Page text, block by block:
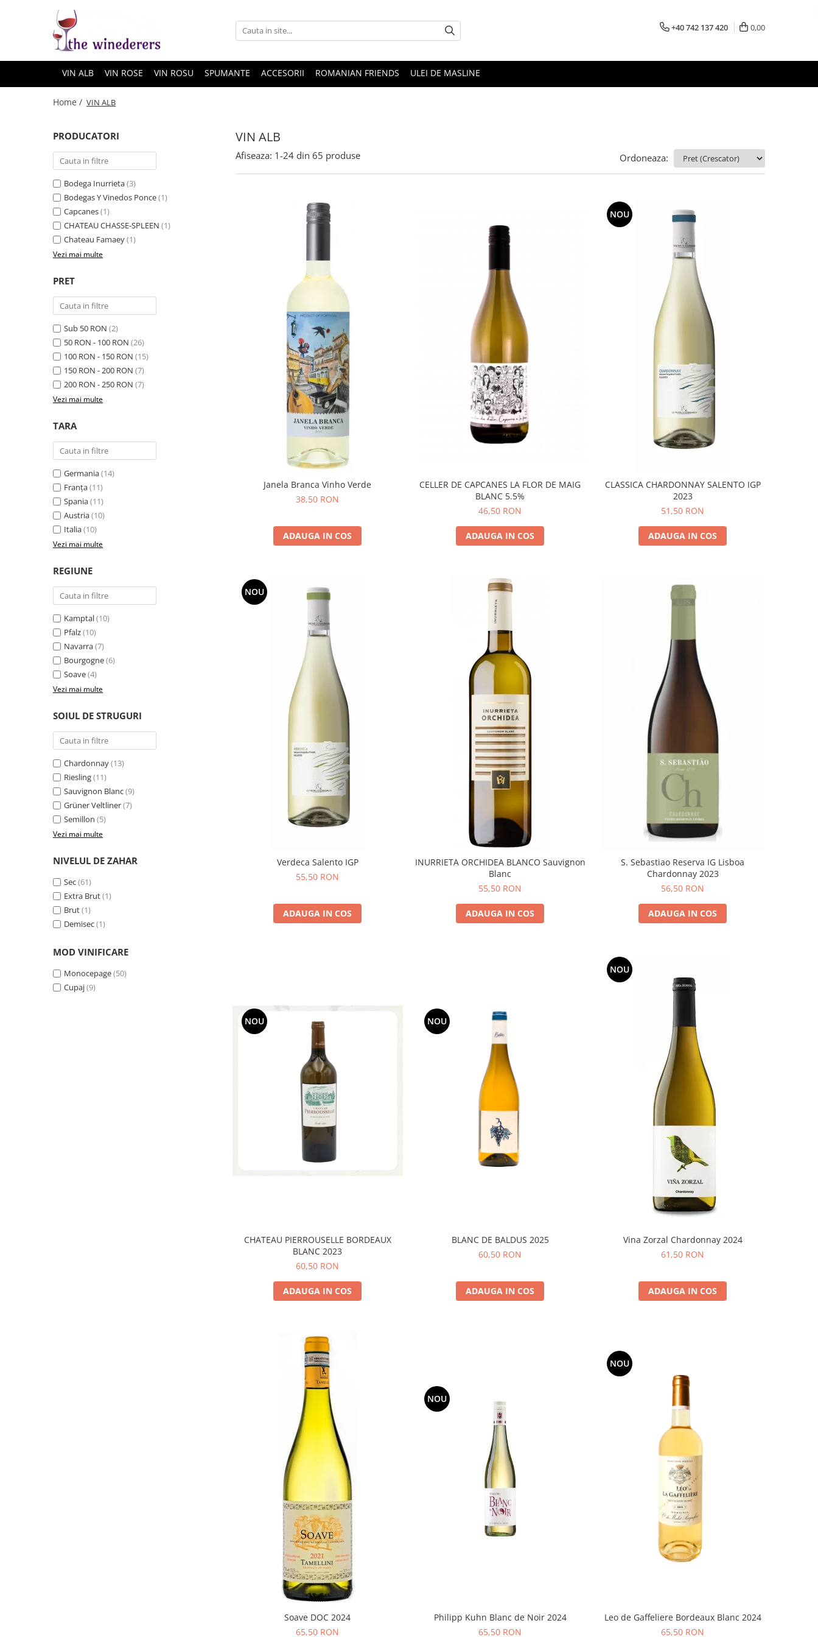
+40 742 137 420 0,00
VIN ALB VIN ROSE VIN ROSU SPUMANTE ACCESORII ROMANIAN FRIENDS ULEI DE MASLINE
Home / VIN ALB
VIN ALB
PRODUCATORI
Bodega Inurrieta(3)
Bodegas Y Vinedos Ponce(1)
Capcanes(1)
CHATEAU CHASSE-SPLEEN (1)
Chateau Famaey(1)
Vezi mai multe
PRET
Sub 50 RON (2)
50 RON - 100 RON (26)
100 RON - 150 RON (15)
150 RON - 200 RON (7)
200 RON - 250 RON (7)
Vezi mai multe
TARA
Germania(14)
Franța(11)
Spania(11)
Austria(10)
Italia(10)
Vezi mai multe
REGIUNE
Kamptal(10)
Pfalz(10)
Navarra(7)
Bourgogne(6)
Soave(4)
Vezi mai multe
SOIUL DE STRUGURI
Chardonnay(13)
Riesling(11)
Sauvignon Blanc(9)
Grüner Veltliner(7)
Semillon (5)
Vezi mai multe
NIVELUL DE ZAHAR
Sec(61)
Extra Brut(1)
Brut(1)
Demisec(1)
MOD VINIFICARE
Monocepage(50)
Cupaj(9)
Afiseaza: 1-24 din 65 produse Ordoneaza:
Janela Branca Vinho Verde
38,50 RON
ADAUGA IN COS
CELLER DE CAPCANES LA FLOR DE MAIG
BLANC 5.5%
46,50 RON
ADAUGA IN COS
NOU
CLASSICA CHARDONNAY SALENTO IGP
2023
51,50 RON
ADAUGA IN COS
NOU
Verdeca Salento IGP
55,50 RON
ADAUGA IN COS
INURRIETA ORCHIDEA BLANCO Sauvignon
Blanc
55,50 RON
ADAUGA IN COS
S. Sebastiao Reserva IG Lisboa
Chardonnay 2023
56,50 RON
ADAUGA IN COS
NOU
CHATEAU PIERROUSELLE BORDEAUX
BLANC 2023
60,50 RON
ADAUGA IN COS
NOU
BLANC DE BALDUS 2025
60,50 RON
ADAUGA IN COS
NOU
Vina Zorzal Chardonnay 2024
61,50 RON
ADAUGA IN COS
Soave DOC 2024
65,50 RON
NOU
Philipp Kuhn Blanc de Noir 2024
65,50 RON
NOU
Leo de Gaffeliere Bordeaux Blanc 2024
65,50 RON